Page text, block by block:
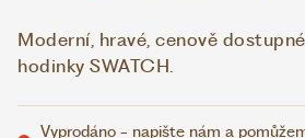
Moderní, hravé, cenově
hodinky SWATCH.
Vyprodáno - napište nám a